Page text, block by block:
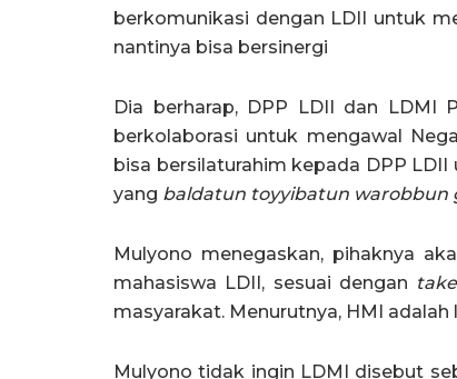
berkomunikasi dengan LDII untuk
nantinya bisa bersinergi
Dia berharap, DPP LDII dan LDMI
berkolaborasi untuk mengawal
bisa bersilaturahim kepada DPP
yang baldatun toyyibatun warobbun
Mulyono menegaskan, pihaknya
mahasiswa LDII, sesuai dengan
masyarakat. Menurutnya, HMI
Mulyono tidak ingin LDMI disebut